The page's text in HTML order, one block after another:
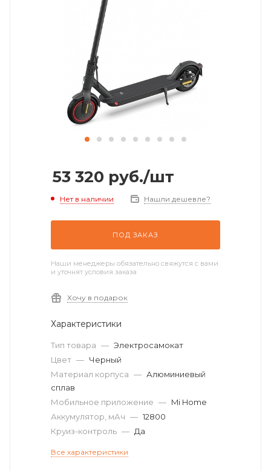
53 320 руб./шт
Нет в наличии Нашли дешевле?
ПОД ЗАКАЗ
Наши менеджеры обязательно свяжутся с вами
и уточнят условия заказа
Хочу в подарок
Характеристики
Тип товара — Электросамокат
Цвет — Черный
Материал корпуса — Алюминиевый
сплав
Мобильное приложение — Mi Home
Аккумулятор, мАч — 12800
Круиз-контроль — Да
Все характеристики